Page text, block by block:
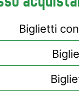
Biglietti con